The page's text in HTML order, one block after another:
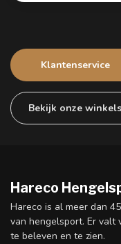
Klantenservice
Bekijk onze winkels
Hareco
Hareco is al meer dan
van hengelsport. Er valt
te beleven en te zien.